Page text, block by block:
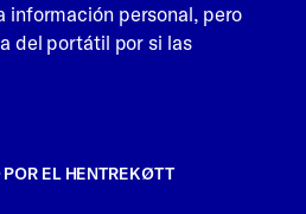
información personal, pero
del portátil por si las
EL HENTREKØTT